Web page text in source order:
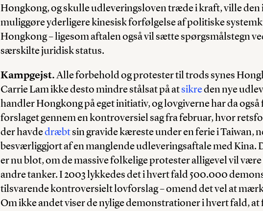
Hongkong, og skulle udleveringsloven træde i kraft, ville
muliggøre yderligere kinesisk forfølgelse af politiske
Hongkong – ligesom aftalen også vil sætte spørgsmålstegn
særskilte juridisk status.
Kampgejst. Alle forbehold og protester til trods synes
Carrie Lam ikke desto mindre stålsat på atsikreden nye
handler Hongkong på eget initiativ, og lovgiverne har da
forslaget gennem en kontroversiel sag fra februar, hvor
der havdedræbtsin gravide kæreste under en ferie i Taiwan,
besværliggjort af en manglende udleveringsaftale med Kina.
er nu blot, om de massive folkelige protester alligevel vil
andre tanker. I 2003 lykkedes det i hvert fald 500.000
tilsvarende kontroversielt lovforslag – omend det vel at
Om ikke andet viser de nylige demonstrationer i hvert fald,